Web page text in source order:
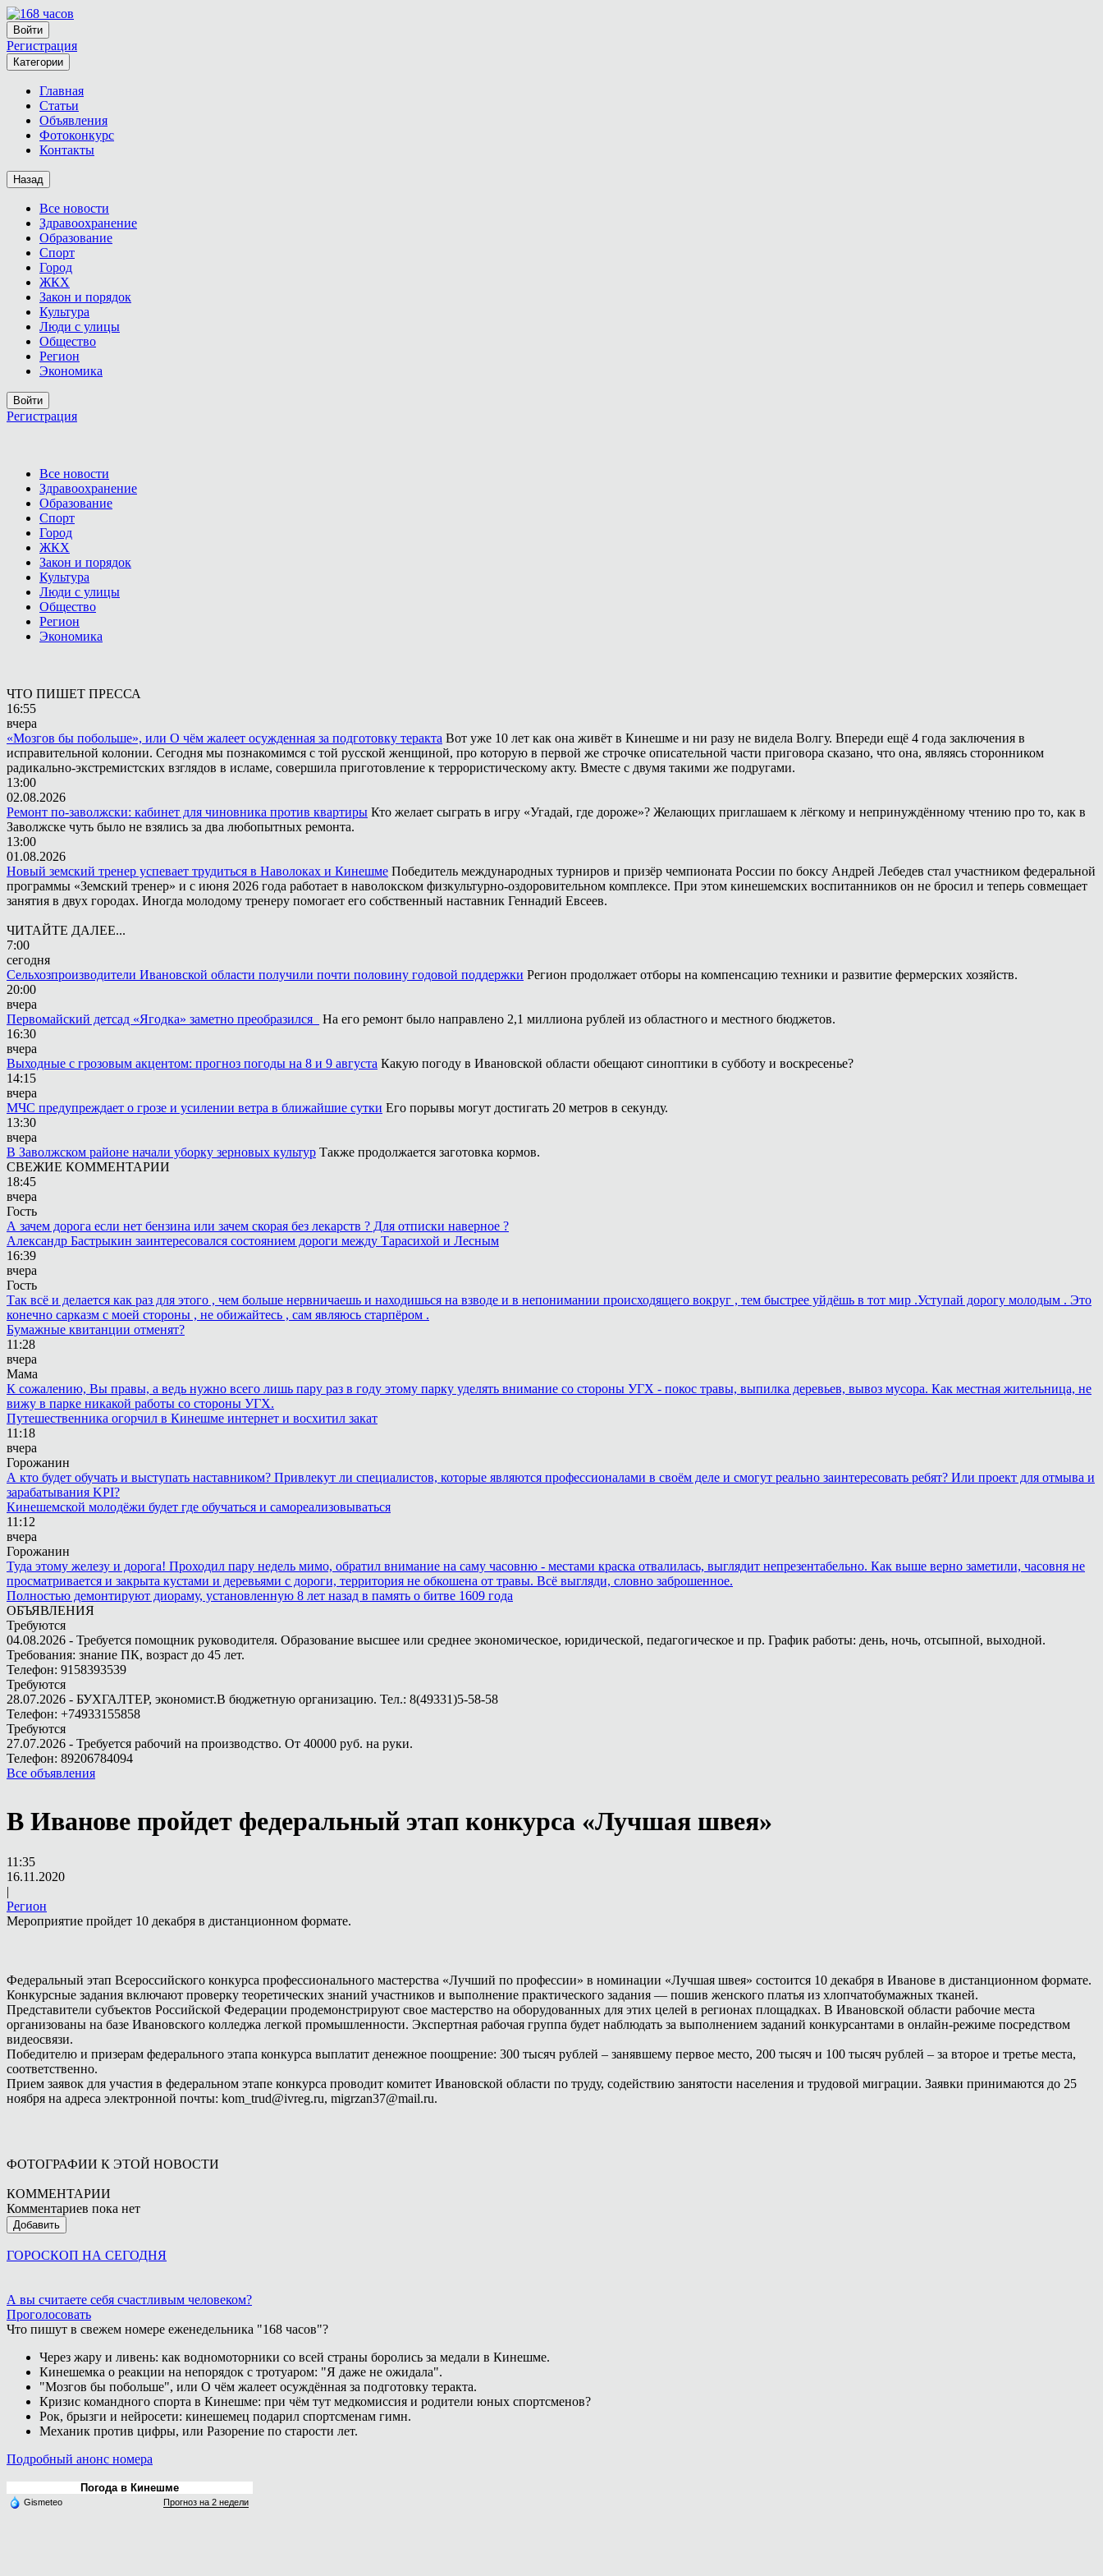
Войти
Регистрация
Категории
Главная
Статьи
Объявления
Фотоконкурс
Контакты
Назад
Все новости
Здравоохранение
Образование
Спорт
Город
ЖКХ
Закон и порядок
Культура
Люди с улицы
Общество
Регион
Экономика
Войти
Регистрация
Все новости
Здравоохранение
Образование
Спорт
Город
ЖКХ
Закон и порядок
Культура
Люди с улицы
Общество
Регион
Экономика
ЧТО ПИШЕТ ПРЕССА
16:55
вчера
«Мозгов бы побольше», или О чём жалеет осужденная за подготовку теракта Вот уже 10 лет как она живёт в Кинешме и ни разу не видела Волгу. Впереди ещё 4 года заключения в
исправительной колонии. Сегодня мы познакомимся с той русской женщиной, про которую в первой же строчке описательной части приговора сказано, что она, являясь сторонником
радикально-экстремистских взглядов в исламе, совершила приготовление к террористическому акту. Вместе с двумя такими же подругами.
13:00
02.08.2026
Ремонт по-заволжски: кабинет для чиновника против квартиры Кто желает сыграть в игру «Угадай, где дороже»? Желающих приглашаем к лёгкому и непринуждённому чтению про то, как в
Заволжске чуть было не взялись за два любопытных ремонта.
13:00
01.08.2026
Новый земский тренер успевает трудиться в Наволоках и Кинешме Победитель международных турниров и призёр чемпионата России по боксу Андрей Лебедев стал участником федеральной
программы «Земский тренер» и с июня 2026 года работает в наволокском физкультурно-оздоровительном комплексе. При этом кинешемских воспитанников он не бросил и теперь совмещает
занятия в двух городах. Иногда молодому тренеру помогает его собственный наставник Геннадий Евсеев.
ЧИТАЙТЕ ДАЛЕЕ...
7:00
сегодня
Сельхозпроизводители Ивановской области получили почти половину годовой поддержки Регион продолжает отборы на компенсацию техники и развитие фермерских хозяйств.
20:00
вчера
Первомайский детсад «Ягодка» заметно преобразился
На его ремонт было направлено 2,1 миллиона рублей из областного и местного бюджетов.
16:30
вчера
Выходные с грозовым акцентом: прогноз погоды на 8 и 9 августа Какую погоду в Ивановской области обещают синоптики в субботу и воскресенье?
14:15
вчера
МЧС предупреждает о грозе и усилении ветра в ближайшие сутки Его порывы могут достигать 20 метров в секунду.
13:30
вчера
В Заволжском районе начали уборку зерновых культур Также продолжается заготовка кормов.
СВЕЖИЕ КОММЕНТАРИИ
18:45
вчера
Гость
А зачем дорога если нет бензина или зачем скорая без лекарств ? Для отписки наверное ?
Александр Бастрыкин заинтересовался состоянием дороги между Тарасихой и Лесным
16:39
вчера
Гость
Так всё и делается как раз для этого , чем больше нервничаешь и находишься на взводе и в непонимании происходящего вокруг , тем быстрее уйдёшь в тот мир .Уступай дорогу молодым . Это
конечно сарказм с моей стороны , не обижайтесь , сам являюсь старпёром .
Бумажные квитанции отменят?
11:28
вчера
Мама
К сожалению, Вы правы, а ведь нужно всего лишь пару раз в году этому парку уделять внимание со стороны УГХ - покос травы, выпилка деревьев, вывоз мусора. Как местная жительница, не
вижу в парке никакой работы со стороны УГХ.
Путешественника огорчил в Кинешме интернет и восхитил закат
11:18
вчера
Горожанин
А кто будет обучать и выступать наставником? Привлекут ли специалистов, которые являются профессионалами в своём деле и смогут реально заинтересовать ребят? Или проект для отмыва и
зарабатывания KPI?
Кинешемской молодёжи будет где обучаться и самореализовываться
11:12
вчера
Горожанин
Туда этому железу и дорога! Проходил пару недель мимо, обратил внимание на саму часовню - местами краска отвалилась, выглядит непрезентабельно. Как выше верно заметили, часовня не
просматривается и закрыта кустами и деревьями с дороги, территория не обкошена от травы. Всё выгляди, словно заброшенное.
Полностью демонтируют диораму, установленную 8 лет назад в память о битве 1609 года
ОБЪЯВЛЕНИЯ
Требуются
04.08.2026 - Требуется помощник руководителя. Образование высшее или среднее экономическое, юридической, педагогическое и пр. График работы: день, ночь, отсыпной, выходной.
Требования: знание ПК, возраст до 45 лет.
Телефон: 9158393539
Требуются
28.07.2026 - БУХГАЛТЕР, экономист.В бюджетную организацию. Тел.: 8(49331)5-58-58
Телефон: +74933155858
Требуются
27.07.2026 - Требуется рабочий на производство. От 40000 руб. на руки.
Телефон: 89206784094
Все объявления
В Иванове пройдет федеральный этап конкурса «Лучшая швея»
11:35
16.11.2020
|
Регион
Мероприятие пройдет 10 декабря в дистанционном формате.
Федеральный этап Всероссийского конкурса профессионального мастерства «Лучший по профессии» в номинации «Лучшая швея» состоится 10 декабря в Иванове в дистанционном формате.
Конкурсные задания включают проверку теоретических знаний участников и выполнение практического задания — пошив женского платья из хлопчатобумажных тканей.
Представители субъектов Российской Федерации продемонстрируют свое мастерство на оборудованных для этих целей в регионах площадках. В Ивановской области рабочие места
организованы на базе Ивановского колледжа легкой промышленности. Экспертная рабочая группа будет наблюдать за выполнением заданий конкурсантами в онлайн-режиме посредством
видеосвязи.
Победителю и призерам федерального этапа конкурса выплатит денежное поощрение: 300 тысяч рублей – занявшему первое место, 200 тысяч и 100 тысяч рублей – за второе и третье места,
соответственно.
Прием заявок для участия в федеральном этапе конкурса проводит комитет Ивановской области по труду, содействию занятости населения и трудовой миграции. Заявки принимаются до 25
ноября на адреса электронной почты: kom_trud@ivreg.ru, migrzan37@mail.ru.
ФОТОГРАФИИ К ЭТОЙ НОВОСТИ
КОММЕНТАРИИ
Комментариев пока нет
Добавить
ГОРОСКОП НА СЕГОДНЯ
А вы считаете себя счастливым человеком?
Проголосовать
Что пишут в свежем номере еженедельника "168 часов"?
Через жару и ливень: как водномоторники со всей страны боролись за медали в Кинешме.
Кинешемка о реакции на непорядок с тротуаром: "Я даже не ожидала".
"Мозгов бы побольше", или О чём жалеет осуждённая за подготовку теракта.
Кризис командного спорта в Кинешме: при чём тут медкомиссия и родители юных спортсменов?
Рок, брызги и нейросети: кинешемец подарил спортсменам гимн.
Механик против цифры, или Разорение по старости лет.
Подробный анонс номера
Погода в Кинешме
Gismeteo Прогноз на 2 недели